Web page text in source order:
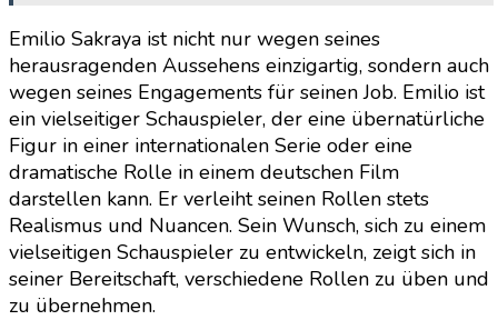
Emilio Sakraya ist nicht nur wegen seines
herausragenden Aussehens einzigartig, sondern auch
wegen seines Engagements für seinen Job. Emilio ist
ein vielseitiger Schauspieler, der eine übernatürliche
Figur in einer internationalen Serie oder eine
dramatische Rolle in einem deutschen Film
darstellen kann. Er verleiht seinen Rollen stets
Realismus und Nuancen. Sein Wunsch, sich zu einem
vielseitigen Schauspieler zu entwickeln, zeigt sich in
seiner Bereitschaft, verschiedene Rollen zu üben und
zu übernehmen.